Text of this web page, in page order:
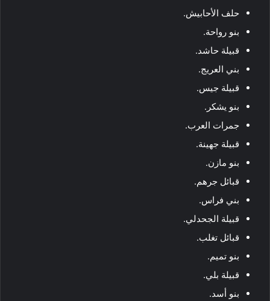
حلف الأحابيش.
بنو رواحة.
قبيلة حاشد.
بني العريج.
قبيلة جيس.
بنو يشكر.
جمرات العرب.
قبيلة جهينة.
بنو مازن.
قبائل جرهم.
بني فراس.
قبيلة الجحدلي.
قبائل تغلب.
بنو تميم.
قبيلة بلي.
بنو أسد.